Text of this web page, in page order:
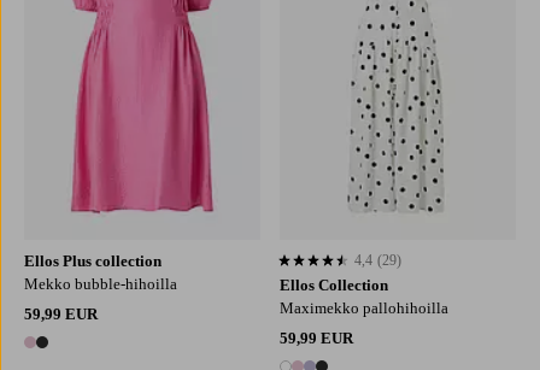
Ellos Plus collection
Mekko bubble-hihoilla
59,99 EUR
2 värejä
Ellos Collection
Maximekko pallohihoilla
59,99 EUR
4,4 perustuen 29 arvosanaan
4,4 (29)